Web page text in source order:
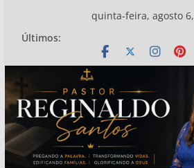
conteúdo
quinta-feira, agosto
Últimos: